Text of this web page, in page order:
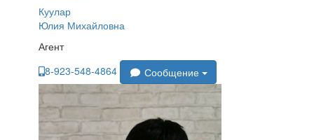
Куулар
Юлия Михайловна
Агент
8-923-548-4864
Сообщение